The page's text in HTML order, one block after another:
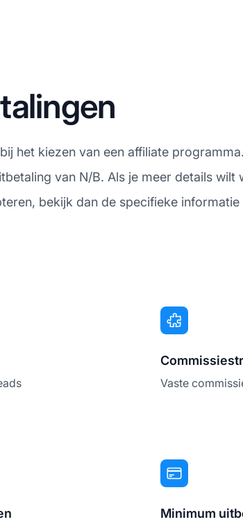
het kiezen van een affiliate
van N/B. Als je meer details wilt
bekijk dan de specifieke
Vaste
Minimum